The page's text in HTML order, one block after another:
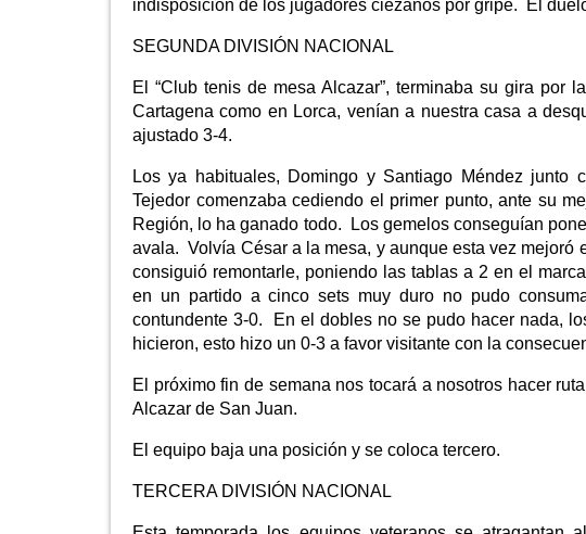
indisposición de los jugadores ciezanos por gripe. El
SEGUNDA DIVISIÓN NACIONAL
El “Club tenis de mesa Alcazar”, terminaba su gira por
Cartagena como en Lorca, venían a nuestra casa a
ajustado 3-4.
Los ya habituales, Domingo y Santiago Méndez junto
Tejedor comenzaba cediendo el primer punto, ante su
Región, lo ha ganado todo. Los gemelos conseguían
avala. Volvía César a la mesa, y aunque esta vez mejoró
consiguió remontarle, poniendo las tablas a 2 en el
en un partido a cinco sets muy duro no pudo
contundente 3-0. En el dobles no se pudo hacer nada,
hicieron, esto hizo un 0-3 a favor visitante con la
El próximo fin de semana nos tocará a nosotros hacer
Alcazar de San Juan.
El equipo baja una posición y se coloca tercero.
TERCERA DIVISIÓN NACIONAL